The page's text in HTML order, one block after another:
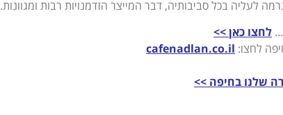
לעליה בכל סביבותיה, דבר המייצר הזדמנויות רבות ומגוונות.
לחצו כאן >>
לחצו: cafenadlan.co.il
שלנו בחיפה >>